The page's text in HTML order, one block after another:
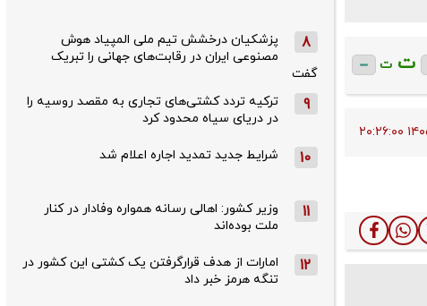
ت ت
8
پزشکیان درخشش تیم ملی المپیاد هوش
مصنوعی ایران در رقابت‌های جهانی را تبریک
گفت
9
ترکیه تردد کشتی‌های تجاری به مقصد روسیه را
در دریای سیاه محدود کرد
10 شرایط جدید تمدید اجاره اعلام شد
11
وزیر کشور: اهالی رسانه همواره وفادار در کنار
ملت بوده‌اند
12
امارات از هدف قرارگرفتن یک کشتی این کشور در
تنگه هرمز خبر داد